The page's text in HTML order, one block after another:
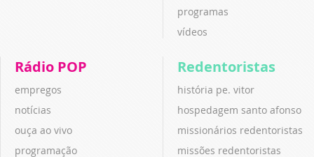
programas
vídeos
Rádio POP
empregos
notícias
ouça ao vivo
programação
Redentoristas
história pe. vitor
hospedagem santo afonso
missionários redentoristas
missões redentoristas